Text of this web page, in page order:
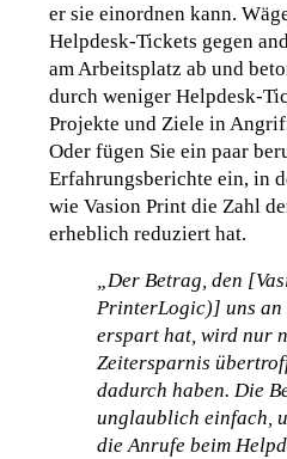
er sie einordnen kann.
Helpdesk-Tickets gegen
am Arbeitsplatz ab und
durch weniger Helpdesk-
Projekte und Ziele in
Oder fügen Sie ein paar
Erfahrungsberichte ein, in
wie Vasion Print die Zahl
erheblich reduziert hat.
„Der Betrag, den
PrinterLogic)] uns an
erspart hat, wird nur
Zeitersparnis
dadurch haben. Die
unglaublich einfach,
die Anrufe beim